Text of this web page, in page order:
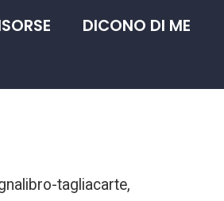
DICONO DI ME
tagliacarte,